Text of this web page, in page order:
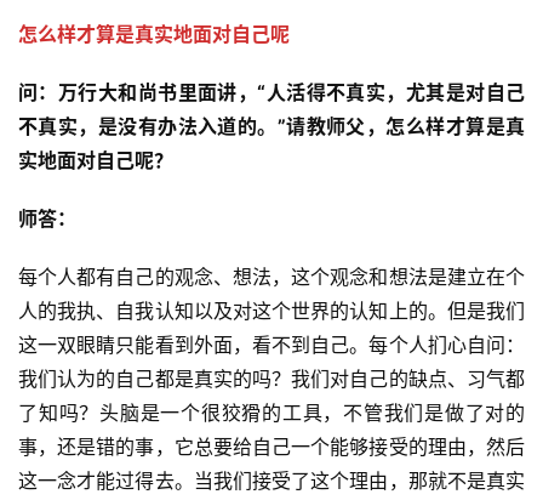
怎么样才算是真实地面对自己呢
问： 万行大和尚书里面讲，“人活得不真实，尤其是对自己
不真实，是没有办法入道的。”请教师父，怎么样才算是真
实地面对自己呢？
师答：
每个人都有自己的观念、想法，这个观念和想法是建立在个
人的我执、自我认知以及对这个世界的认知上的。但是我们
这一双眼睛只能看到外面，看不到自己。每个人扪心自问：
我们认为的自己都是真实的吗？我们对自己的缺点、习气都
了知吗？头脑是一个很狡猾的工具，不管我们是做了对的
事，还是错的事，它总要给自己一个能够接受的理由，然后
这一念才能过得去。当我们接受了这个理由，那就不是真实